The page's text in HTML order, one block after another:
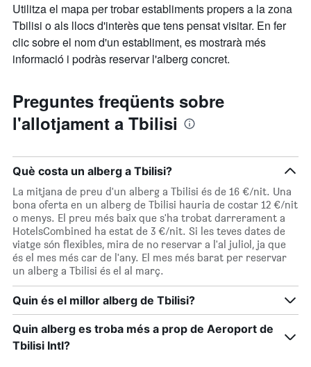
Utilitza el mapa per trobar establiments propers a la zona
Tbilisi o als llocs d'interès que tens pensat visitar. En fer
clic sobre el nom d'un establiment, es mostrarà més
informació i podràs reservar l'alberg concret.
Preguntes freqüents sobre
l'allotjament a Tbilisi
Què costa un alberg a Tbilisi?
La mitjana de preu d'un alberg a Tbilisi és de 16 €/nit. Una
bona oferta en un alberg de Tbilisi hauria de costar 12 €/nit
o menys. El preu més baix que s'ha trobat darrerament a
HotelsCombined ha estat de 3 €/nit. Si les teves dates de
viatge són flexibles, mira de no reservar a l'al juliol, ja que
és el mes més car de l'any. El mes més barat per reservar
un alberg a Tbilisi és el al març.
Quin és el millor alberg de Tbilisi?
Quin alberg es troba més a prop de Aeroport de
Tbilisi Intl?